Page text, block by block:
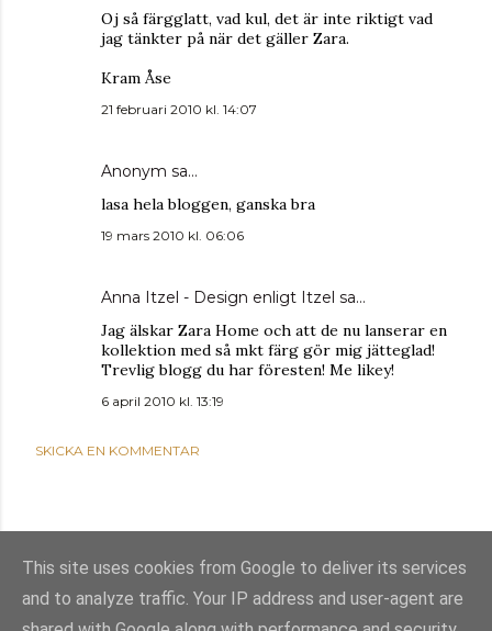
Oj så färgglatt, vad kul, det är inte riktigt vad
jag tänkter på när det gäller Zara.
Kram Åse
21 februari 2010 kl. 14:07
Anonym sa…
lasa hela bloggen, ganska bra
19 mars 2010 kl. 06:06
Anna Itzel - Design enligt Itzel sa…
Jag älskar Zara Home och att de nu lanserar en
kollektion med så mkt färg gör mig jätteglad!
Trevlig blogg du har föresten! Me likey!
6 april 2010 kl. 13:19
SKICKA EN KOMMENTAR
This site uses cookies from Google to deliver its services
and to analyze traffic. Your IP address and user-agent are